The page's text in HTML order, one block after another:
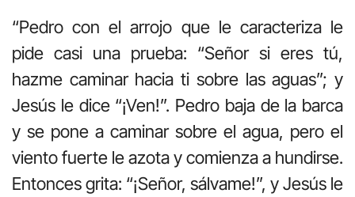
“Pedro con el arrojo que le caracteriza le
pide casi una prueba: “Señor si eres tú,
hazme caminar hacia ti sobre las aguas”; y
Jesús le dice “¡Ven!”. Pedro baja de la barca
y se pone a caminar sobre el agua, pero el
viento fuerte le azota y comienza a hundirse.
Entonces grita: “¡Señor, sálvame!”, y Jesús le